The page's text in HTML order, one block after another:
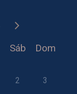
Sáb Dom
2 3